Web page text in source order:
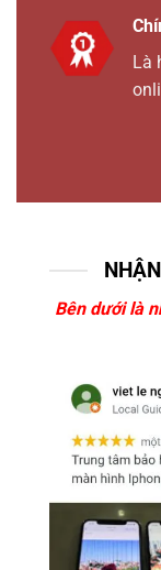
Là
Bên dưới là